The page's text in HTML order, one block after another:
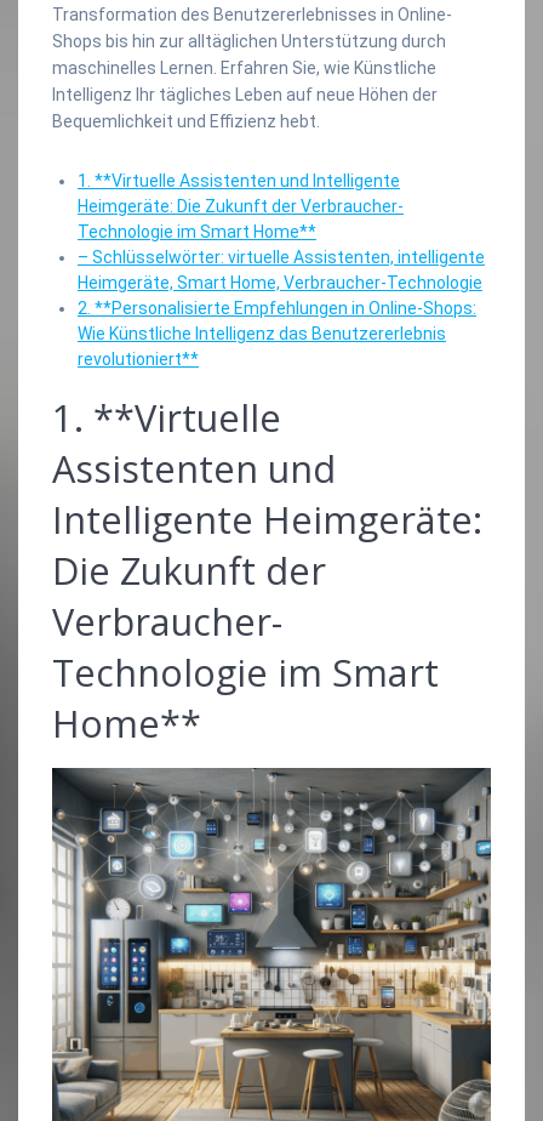
Transformation des Benutzererlebnisses in Online-
Shops bis hin zur alltäglichen Unterstützung durch
maschinelles Lernen. Erfahren Sie, wie Künstliche
Intelligenz Ihr tägliches Leben auf neue Höhen der
Bequemlichkeit und Effizienz hebt.
1. **Virtuelle Assistenten und Intelligente
Heimgeräte: Die Zukunft der Verbraucher-
Technologie im Smart Home**
– Schlüsselwörter: virtuelle Assistenten, intelligente
Heimgeräte, Smart Home, Verbraucher-Technologie
2. **Personalisierte Empfehlungen in Online-Shops:
Wie Künstliche Intelligenz das Benutzererlebnis
revolutioniert**
1. **Virtuelle
Assistenten und
Intelligente Heimgeräte:
Die Zukunft der
Verbraucher-
Technologie im Smart
Home**